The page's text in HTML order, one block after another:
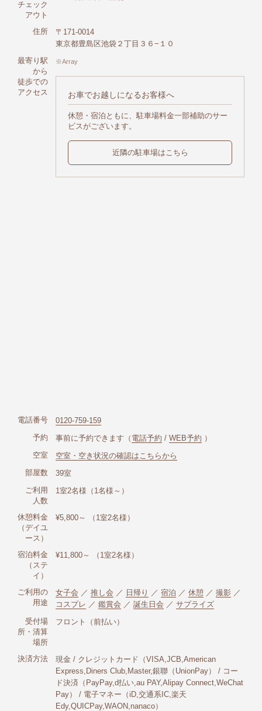
チェック
アウト
住所
〒171-0014
東京都豊島区池袋２丁目３６−１０
最寄り駅
から
徒歩での
アクセス
Array
お車でお越しになるお客様へ
休憩・宿泊ともに、駐車場料金一部補助のサー
ビスがございます。
近隣の駐車場はこちら
電話番号
0120-759-159
予約
事前に予約できます（ 電話予約 / WEB予約 ）
空室
空室・空き状況の確認はこちらから
部屋数
39室
ご利用
人数
1室2名様（1名様～）
休憩料金
（デイユ
ース）
¥5,800～ （1室2名様）
宿泊料金
（ステ
イ）
¥11,800～ （1室2名様）
ご利用の
用途
女子会 ／ 推し会 ／ 日帰り ／ 宿泊 ／ 休憩 ／ 撮影 ／
コスプレ ／ 鑑賞会 ／ 誕生日会 ／ サプライズ
受付場
所・清算
場所
フロント（前払い）
決済方法
現金 / クレジットカード（VISA,JCB,American
Express,Diners Club,Master,銀聯（UnionPay） / コー
ド決済（PayPay,d払い,au PAY,Alipay Connect,WeChat
Pay） / 電子マネー（iD,交通系IC,楽天
Edy,QUICPay,WAON,nanaco）